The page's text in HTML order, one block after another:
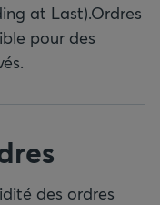
at Last).Ordres
pour des
des ordres